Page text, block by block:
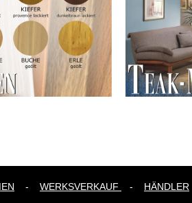
- WERKSVERKAUF - HÄNDLER